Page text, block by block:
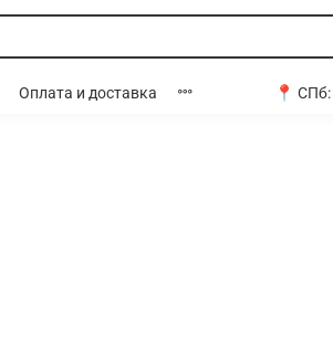
Оплата и доставка 📍 СПб: